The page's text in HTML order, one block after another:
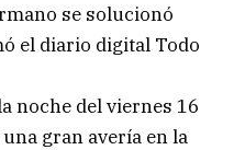
se solucionó
el diario digital Todo
noche del viernes 16
gran avería en la